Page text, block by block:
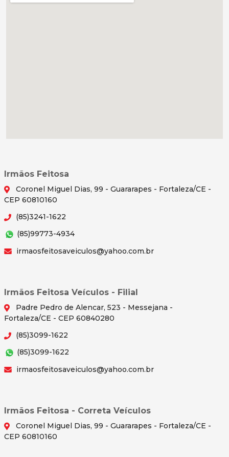
Irmãos Feitosa
Coronel Miguel Dias, 99 - Guararapes - Fortaleza/CE -
CEP 60810160
(85)3241-1622
(85)99773-4934
irmaosfeitosaveiculos@yahoo.com.br
Irmãos Feitosa Veículos - Filial
Padre Pedro de Alencar, 523 - Messejana -
Fortaleza/CE - CEP 60840280
(85)3099-1622
(85)3099-1622
irmaosfeitosaveiculos@yahoo.com.br
Irmãos Feitosa - Correta Veículos
Coronel Miguel Dias, 99 - Guararapes - Fortaleza/CE -
CEP 60810160